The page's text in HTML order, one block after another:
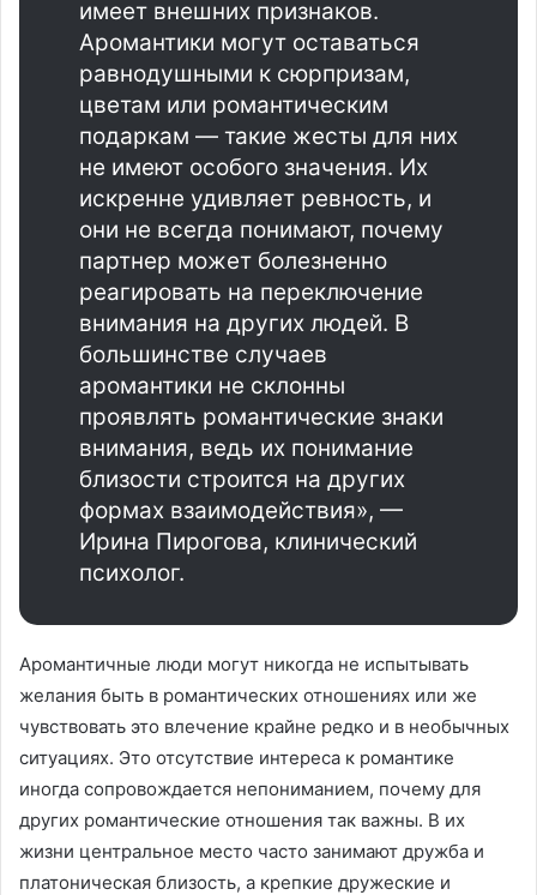
имеет внешних признаков.
Аромантики могут оставаться
равнодушными к сюрпризам,
цветам или романтическим
подаркам — такие жесты для них
не имеют особого значения. Их
искренне удивляет ревность, и
они не всегда понимают, почему
партнер может болезненно
реагировать на переключение
внимания на других людей. В
большинстве случаев
аромантики не склонны
проявлять романтические знаки
внимания, ведь их понимание
близости строится на других
формах взаимодействия», —
Ирина Пирогова, клинический
психолог.
Аромантичные люди могут никогда не испытывать
желания быть в романтических отношениях или же
чувствовать это влечение крайне редко и в необычных
ситуациях. Это отсутствие интереса к романтике
иногда сопровождается непониманием, почему для
других романтические отношения так важны. В их
жизни центральное место часто занимают дружба и
платоническая близость, а крепкие дружеские и